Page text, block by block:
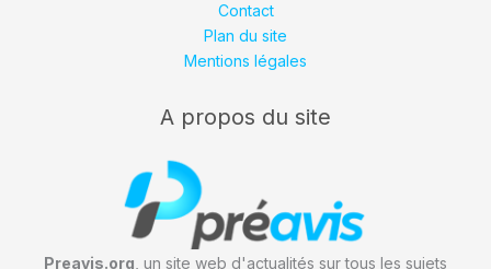
Contact
Plan du site
Mentions légales
A propos du site
Preavis.org , un site web d'actualités sur tous les sujets